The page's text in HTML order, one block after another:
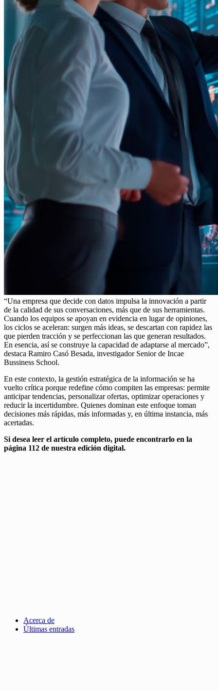
“Una empresa que decide con datos impulsa la innovación a partir
de la calidad de sus conversaciones, más que de sus herramientas.
Cuando los equipos se apoyan en evidencia en lugar de opiniones,
los ciclos se aceleran: surgen más ideas, se descartan con rapidez las
que pierden tracción y se perfeccionan las que generan resultados.
En esencia, así se construye la capacidad de adaptarse al mercado”,
destaca Ramiro Casó Besada, investigador Senior de Incae
Bussiness School.
En este contexto, la gestión estratégica de la información se ha
vuelto crítica porque redefine cómo compiten las empresas: permite
anticipar tendencias, personalizar ofertas, optimizar operaciones y
reducir la incertidumbre. Quienes dominan este enfoque toman
decisiones más rápidas, más informadas y, en última instancia, más
acertadas.
Si desea leer el artículo completo, puede encontrarlo en la
página 112 de nuestra edición digital.
Acerca de
Últimas entradas